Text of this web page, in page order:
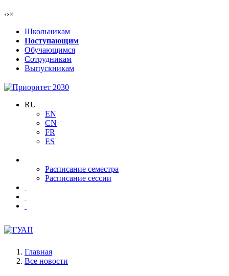
‹›×
Школьникам
Поступающим
Обучающимся
Сотрудникам
Выпускникам
RU
EN
CN
FR
ES
Расписание семестра
Расписание сессии
Главная
Все новости